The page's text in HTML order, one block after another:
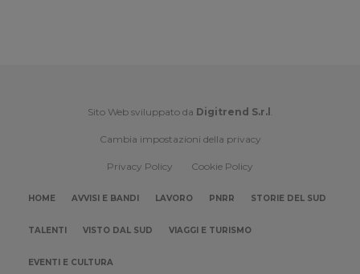
Sito Web sviluppato da Digitrend S.r.l .
Cambia impostazioni della privacy
Privacy Policy Cookie Policy
HOME AVVISI E BANDI LAVORO PNRR STORIE DEL SUD
TALENTI VISTO DAL SUD VIAGGI E TURISMO
EVENTI E CULTURA